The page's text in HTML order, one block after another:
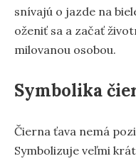
snívajú o jazde na
oženiť sa a začať
milovanou osobou.
Symbolika
Čierna ťava nemá
Symbolizuje veľmi